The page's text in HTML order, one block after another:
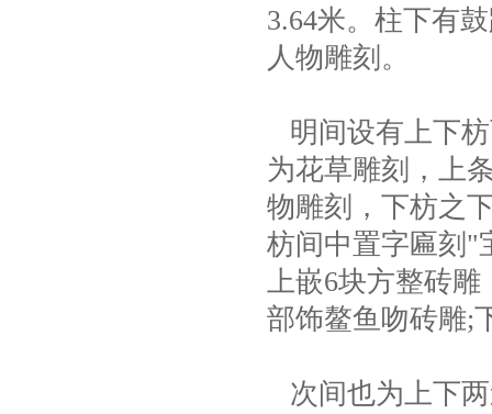
3.64米。柱下有
人物雕刻。
明间设有上下
为花草雕刻，上
物雕刻，下枋之
枋间中置字匾刻"
上嵌6块方整砖
部饰鳌鱼吻砖雕;
次间也为上下